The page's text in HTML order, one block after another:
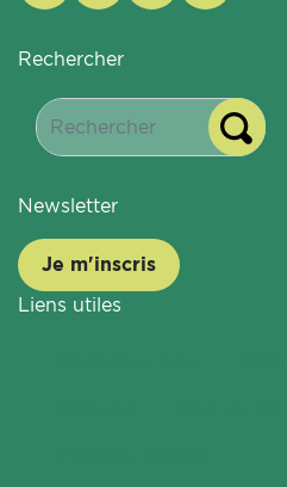
Rechercher
Newsletter
Je m'inscris
Liens utiles